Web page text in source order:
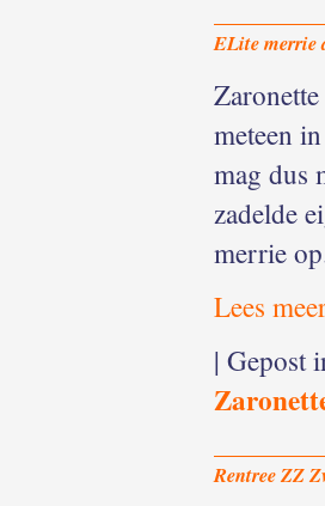
ELite merrie
meteen
mag dus
zadelde
merrie
Lees
| Gepost
Rentree ZZ